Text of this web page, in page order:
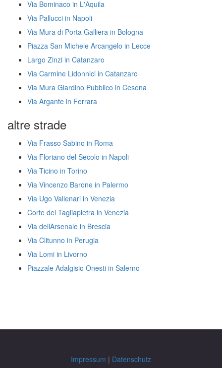
Via Bominaco in L'Aquila
Via Pallucci in Napoli
Via Mura di Porta Galliera in Bologna
Piazza San Michele Arcangelo in Lecce
Largo Zinzi in Catanzaro
Via Carmine Lidonnici in Catanzaro
Via Mura Giardino Pubblico in Cesena
Via Argante in Ferrara
altre strade
Via Frasso Sabino in Roma
Via Floriano del Secolo in Napoli
Via Ticino in Torino
Via Vincenzo Barone in Palermo
Via Ugo Vallenari in Venezia
Corte del Tagliapietra in Venezia
Via dellArsenale in Brescia
Via Clitunno in Perugia
Via Lomi in Livorno
Piazzale Adalgisio Onesti in Salerno
Impressum | Datenschutz